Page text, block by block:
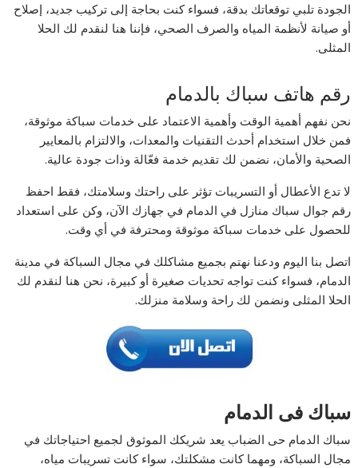
الجودة تلبي توقعاتك بدقة، فسواء كنت بحاجة إلى تركيب جديد، إصلاح
أو صيانة لأنظمة المياه والصرف الصحي، فإننا هنا لنقدم لك الحلا
المثلى.
رقم هاتف سباك بالدمام
نحن نفهم أهمية الوقت وأهمية الاعتماد على خدمات سباكة موثوقة،
فمن خلال استخدام أحدث التقنيات والمعدات، والالتزام بالمعايير
الصحية والأمان، نضمن لك تقديم خدمة فعّالة وذات جودة عالية.
لا تدع الأعطال أو التسريبات تؤثر على راحتك وسلامتك، فقط احفظ
رقم جوال سباك منازل في الدمام في جهازك الآن، وكن على استعداد
للحصول على خدمات سباكة موثوقة ومحترفة في أي وقت.
اتصل بنا اليوم ودعنا نهتم بجميع مشاكلك في مجال السباكة في مدينة
الدمام، فسواء كنت تواجه تحديات صغيرة أو كبيرة، نحن هنا لنقدم لك
الحلا المثلى ونضمن لك راحة وسلامة منزلك.
سباك فى الدمام
سباك الدمام حى الضباب يعد شريكك الموثوق لجميع احتياجاتك في
مجال السباكة، ومهما كانت مشكلتك، سواء كانت تسريبات مياه،